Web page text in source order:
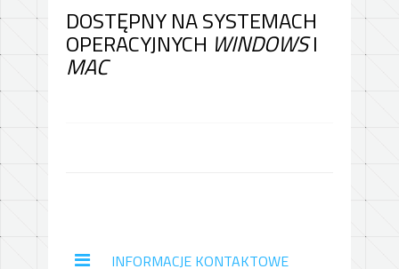
DOSTĘPNY NA SYSTEMACH
OPERACYJNYCH WINDOWSI
MAC
INFORMACJE KONTAKTOWE